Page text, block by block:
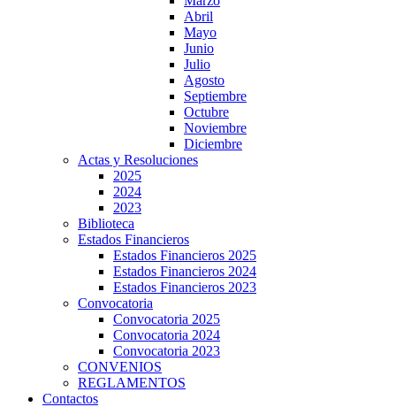
Abril
Mayo
Junio
Julio
Agosto
Septiembre
Octubre
Noviembre
Diciembre
Actas y Resoluciones
2025
2024
2023
Biblioteca
Estados Financieros
Estados Financieros 2025
Estados Financieros 2024
Estados Financieros 2023
Convocatoria
Convocatoria 2025
Convocatoria 2024
Convocatoria 2023
CONVENIOS
REGLAMENTOS
Contactos